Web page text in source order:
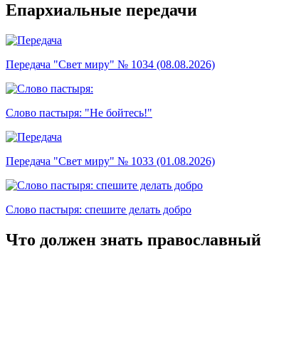
Епархиальные передачи
Передача "Свет миру" № 1034 (08.08.2026)
Слово пастыря: "Не бойтесь!"
Передача "Свет миру" № 1033 (01.08.2026)
Слово пастыря: спешите делать добро
Что должен знать православный